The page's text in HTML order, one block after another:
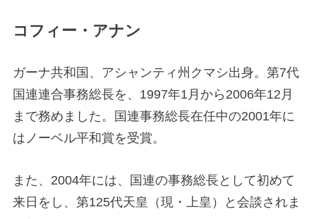
コフィー・アナン
ガーナ共和国、アシャンティ州クマシ出身。第7代
国連連合事務総長を、1997年1月から2006年12月
まで務めました。国連事務総長在任中の2001年に
はノーベル平和賞を受賞。
また、2004年には、国連の事務総長として初めて
来日をし、第125代天皇（現・上皇）と会談されま